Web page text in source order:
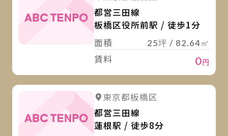
都営三田線
板橋区役所前駅 / 徒歩1分
面積
25坪 / 82.64㎡
賃料 0円
東京都板橋区
都営三田線
蓮根駅 / 徒歩8分